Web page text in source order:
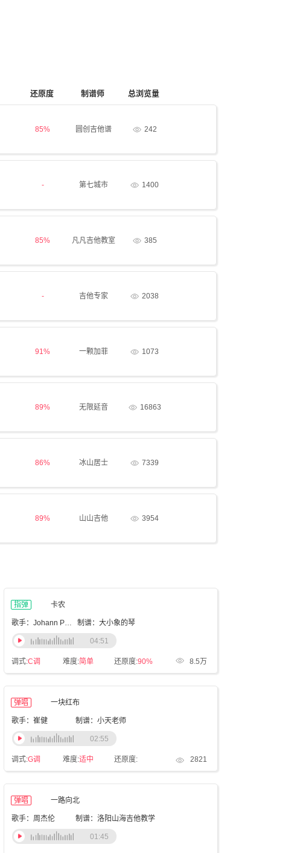
还原度 制谱师 总浏览量
85% 圆创吉他谱 242
- 第七城市 1400
85% 凡凡吉他教室 385
- 吉他专家 2038
91% 一颗加菲 1073
89% 无限延音 16863
86% 冰山居士 7339
89% 山山吉他 3954
指弹 卡农
歌手：Johann Pachelbel 制谱：大小象的琴
调式:C调 难度:简单 还原度:90% 8.5万
04:51
弹唱 一块红布
歌手：崔健 制谱：小天老师
调式:G调 难度:适中 还原度: 2821
02:55
弹唱 一路向北
歌手：周杰伦 制谱：洛阳山海吉他教学
01:45